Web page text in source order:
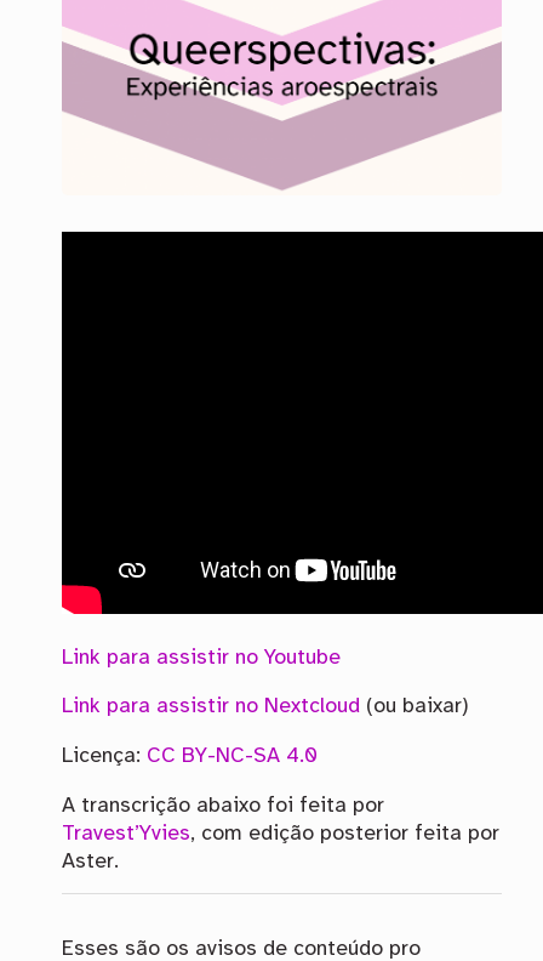
Link para assistir no Youtube
Link para assistir no Nextcloud(ou baixar)
Licença: CC BY-NC-SA 4.0
A transcrição abaixo foi feita por
Travest’Yvies, com edição posterior feita por
Aster.
Esses são os avisos de conteúdo pro